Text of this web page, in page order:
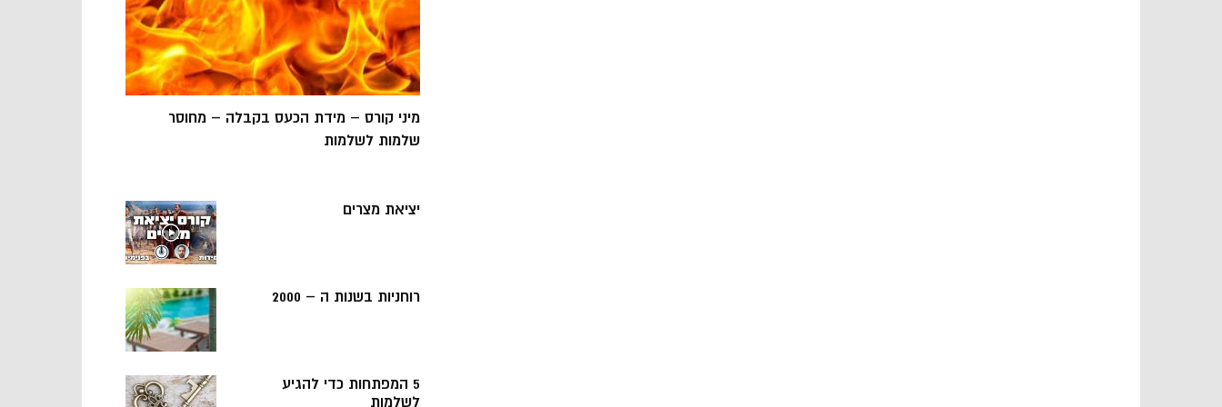
מיני קורס – מידת הכעס בקבלה – מחוסר
שלמות לשלמות
יציאת מצרים
רוחניות בשנות ה – 2000
5 המפתחות כדי להגיע
לשלמות